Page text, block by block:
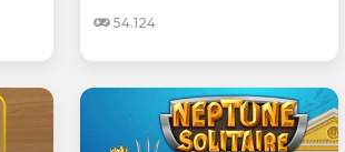
54.124